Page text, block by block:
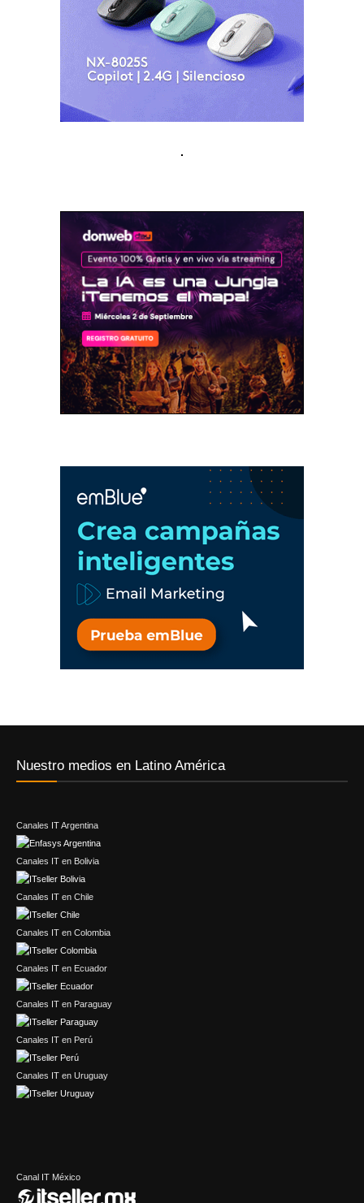
Nuestro medios en Latino América
Canales IT Argentina
Canales IT en Bolivia
Canales IT en Chile
Canales IT en Colombia
Canales IT en Ecuador
Canales IT en Paraguay
Canales IT en Perú
Canales IT en Uruguay
Canal IT México